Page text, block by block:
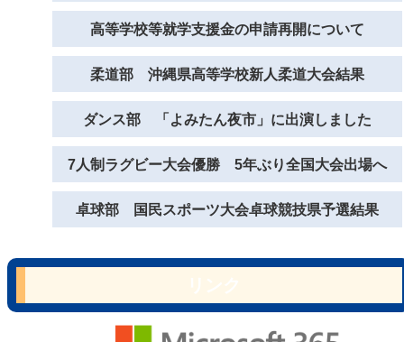
高等学校等就学支援金の申請再開について
柔道部 沖縄県高等学校新人柔道大会結果
ダンス部 「よみたん夜市」に出演しました
7人制ラグビー大会優勝 5年ぶり全国大会出場へ
卓球部 国民スポーツ大会卓球競技県予選結果